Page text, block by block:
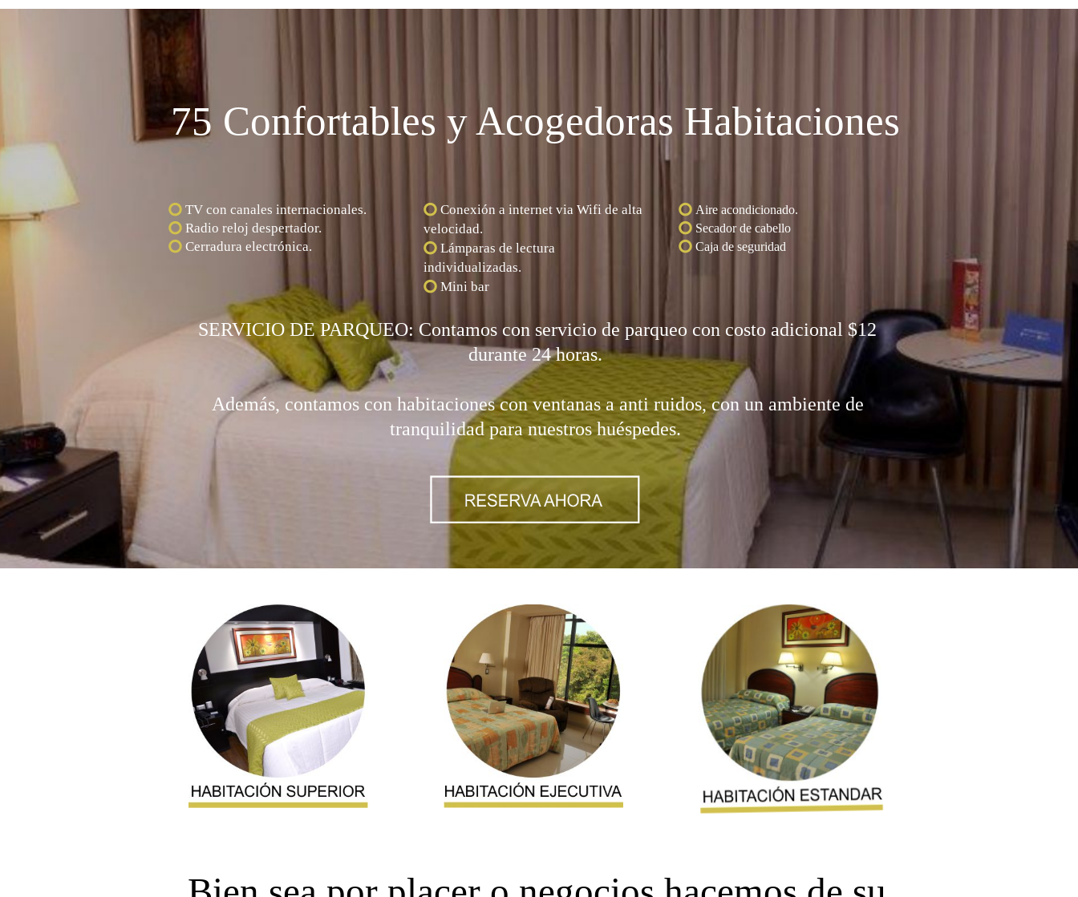
75 Confortables y Acogedoras Habitaciones
TV con canales internacionales.
Radio reloj despertador.
Cerradura electrónica.
Conexión a internet via Wifi de alta
velocidad.
Lámparas de lectura
individualizadas.
Mini bar
Aire acondicionado.
Secador de cabello
Caja de seguridad
SERVICIO DE PARQUEO: Contamos con servicio de parqueo con costo adicional $12
durante 24 horas.
Además, contamos con habitaciones con ventanas a anti ruidos, con un ambiente de
tranquilidad para nuestros huéspedes.